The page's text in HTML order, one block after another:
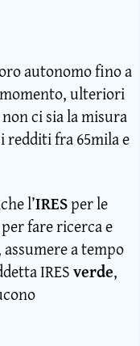
autonomo fino a
ulteriori
ci sia la misura
redditi fra 65mila e
l’IRESper le
fare ricerca e
a tempo
IRESverde,